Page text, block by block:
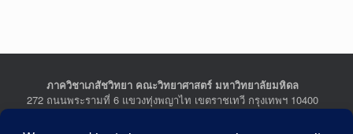
ภาควิชาเภสัชวิทยา คณะวิทยาศาสตร์ มหาวิทยาลัยมหิดล
272 ถนนพระรามที่ 6 แขวงทุ่งพญาไท เขตราชเทวี กรุงเทพฯ 10400
Department of Pharmacology, Faculty of Science, Mahidol